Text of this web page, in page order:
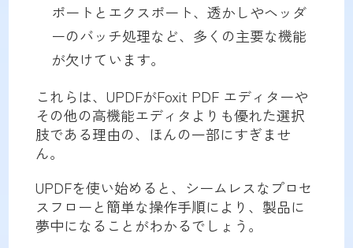
ポートとエクスポート、透かしやヘッダ
ーのバッチ処理など、多くの主要な機能
が欠けています。
これらは、UPDFがFoxit PDF エディターや
その他の高機能エディタよりも優れた選択
肢である理由の、ほんの一部にすぎませ
ん。
UPDFを使い始めると、シームレスなプロセ
スフローと簡単な操作手順により、製品に
夢中になることがわかるでしょう。